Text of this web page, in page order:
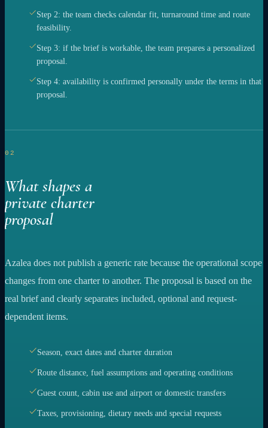
Step 2: the team checks calendar fit, turnaround time and route
feasibility.
Step 3: if the brief is workable, the team prepares a personalized
proposal.
Step 4: availability is confirmed personally under the terms in that
proposal.
02
What shapes a
private charter
proposal
Azalea does not publish a generic rate because the operational scope
changes from one charter to another. The proposal is based on the
real brief and clearly separates included, optional and request-
dependent items.
Season, exact dates and charter duration
Route distance, fuel assumptions and operating conditions
Guest count, cabin use and airport or domestic transfers
Taxes, provisioning, dietary needs and special requests